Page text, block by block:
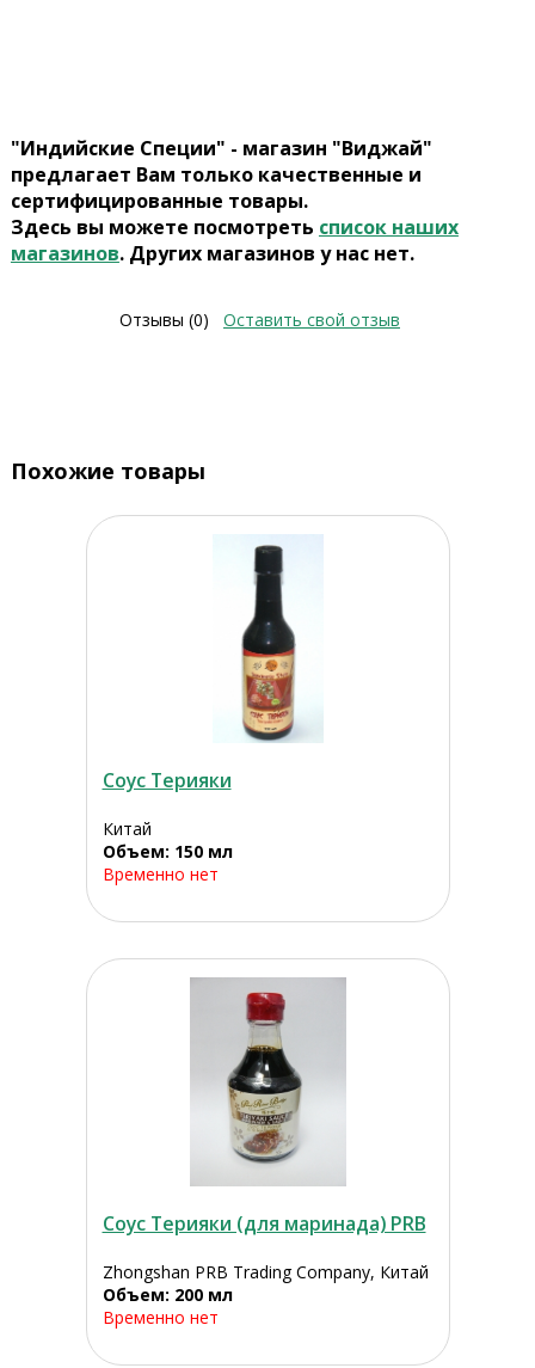
"Индийские Специи" - магазин "Виджай"
предлагает Вам только качественные и
сертифицированные товары.
Здесь вы можете посмотреть список наших
магазинов. Других магазинов у нас нет.
Отзывы (0) Оставить свой отзыв
Похожие товары
Соус Терияки
Китай
Объем: 150 мл
Временно нет
Соус Терияки (для маринада) PRB
Zhongshan PRB Trading Company, Китай
Объем: 200 мл
Временно нет